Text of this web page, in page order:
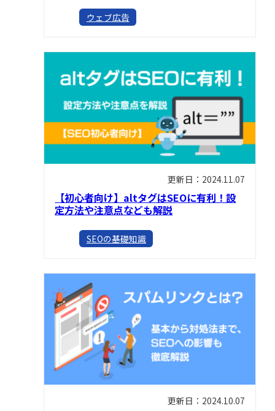
ウェブ広告
更新日：2024.11.07
【初心者向け】altタグはSEOに有利！設
定方法や注意点なども解説
SEOの基礎知識
更新日：2024.10.07